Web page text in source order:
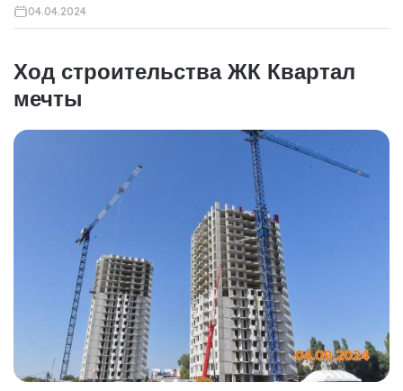
04.04.2024
Ход строительства ЖК Квартал
мечты